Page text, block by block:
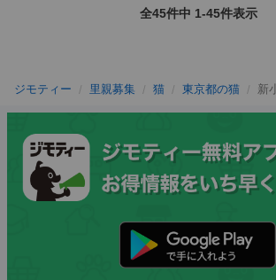
全45件中 1-45件表示
ジモティー 里親募集 猫 東京都の猫 新